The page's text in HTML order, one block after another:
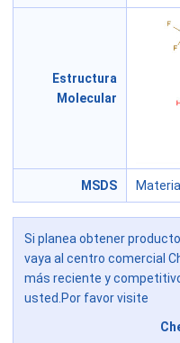
Estructura
Molecular
MSDS
Si planea obtener
vaya al centro comercial
más reciente y
usted.Por favor visite